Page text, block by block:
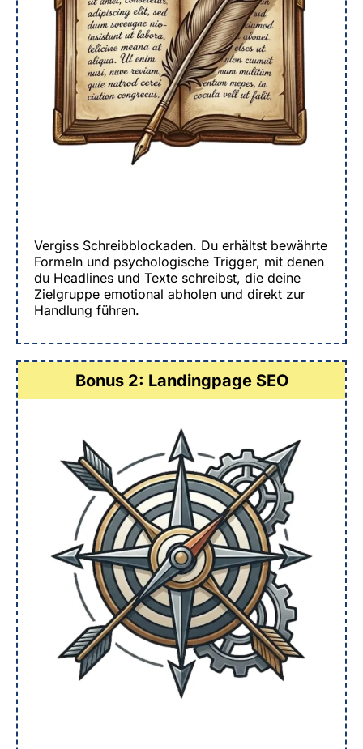
Vergiss Schreibblockaden. Du erhältst bewährte
Formeln und psychologische Trigger, mit denen
du Headlines und Texte schreibst, die deine
Zielgruppe emotional abholen und direkt zur
Handlung führen.
Bonus 2: Landingpage SEO